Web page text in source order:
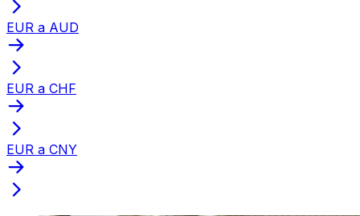
EUR a AUD
EUR a CHF
EUR a CNY